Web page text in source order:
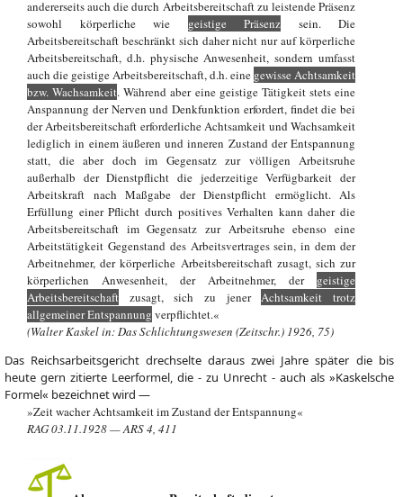
andererseits auch die durch Arbeitsbereitschaft zu leistende Präsenz
sowohl körperliche wie geistige Präsenz sein. Die
Arbeitsbereitschaft beschränkt sich daher nicht nur auf körperliche
Arbeitsbereitschaft, d.h. physische Anwesenheit, sondern umfasst
auch die geistige Arbeitsbereitschaft, d.h. eine gewisse Achtsamkeit
bzw. Wachsamkeit. Während aber eine geistige Tätigkeit stets eine
Anspannung der Nerven und Denkfunktion erfordert, findet die bei
der Arbeitsbereitschaft erforderliche Achtsamkeit und Wachsamkeit
lediglich in einem äußeren und inneren Zustand der Entspannung
statt, die aber doch im Gegensatz zur völligen Arbeitsruhe
außerhalb der Dienstpflicht die jederzeitige Verfügbarkeit der
Arbeitskraft nach Maßgabe der Dienstpflicht ermöglicht. Als
Erfüllung einer Pflicht durch positives Verhalten kann daher die
Arbeitsbereitschaft im Gegensatz zur Arbeitsruhe ebenso eine
Arbeitstätigkeit Gegenstand des Arbeitsvertrages sein, in dem der
Arbeitnehmer, der körperliche Arbeitsbereitschaft zusagt, sich zur
körperlichen Anwesenheit, der Arbeitnehmer, der geistige
Arbeitsbereitschaft zusagt, sich zu jenerAchtsamkeit trotz
allgemeiner Entspannung verpflichtet.«
(Walter Kaskel in: Das Schlichtungswesen (Zeitschr.) 1926, 75)
Das Reichsarbeitsgericht drechselte daraus zwei Jahre später die bis
heute gern zitierte Leerformel, die - zu Unrecht - auch als »Kaskelsche
Formel« bezeichnet wird —
»Zeit wacher Achtsamkeit im Zustand der Entspannung«
RAG 03.11.1928 — ARS 4, 411